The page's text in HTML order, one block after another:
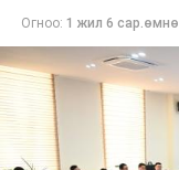
Огноо: 1 жил 6 сар.өмнө